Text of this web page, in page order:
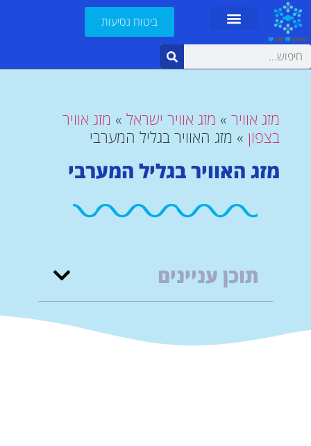
ביטוח נסיעות
מזג אוויר» מזג אוויר ישראל» מזג אוויר
בצפון » מזג האוויר בגליל המערבי
מזג האוויר בגליל המערבי
תוכן עניינים